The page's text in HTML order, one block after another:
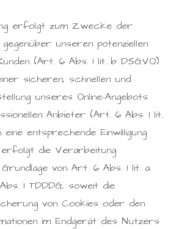
erfolgt zum Zwecke der
unseren potenziellen
(Art. 6 Abs. 1 lit. b DSGVO)
sicheren, schnellen und
unseres Online-Angebots
Anbieter (Art. 6 Abs. 1 lit.
entsprechende Einwilligung
die Verarbeitung
von Art. 6 Abs. 1 lit. a
1 TDDDG, soweit die
von Cookies oder den
im Endgerät des Nutzers